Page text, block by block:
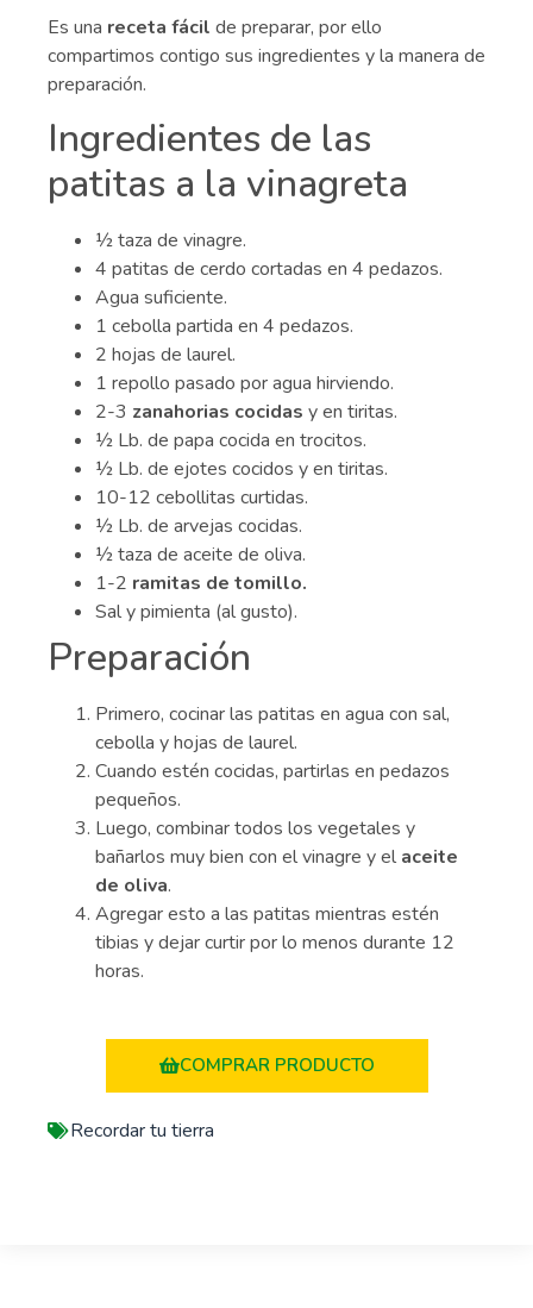
Es una receta fácil de preparar, por ello
compartimos contigo sus ingredientes y la manera de
preparación.
Ingredientes de las
patitas a la vinagreta
½ taza de vinagre.
4 patitas de cerdo cortadas en 4 pedazos.
Agua suficiente.
1 cebolla partida en 4 pedazos.
2 hojas de laurel.
1 repollo pasado por agua hirviendo.
2-3 zanahorias cocidas y en tiritas.
½ Lb. de papa cocida en trocitos.
½ Lb. de ejotes cocidos y en tiritas.
10-12 cebollitas curtidas.
½ Lb. de arvejas cocidas.
½ taza de aceite de oliva.
1-2 ramitas de tomillo.
Sal y pimienta (al gusto).
Preparación
Primero, cocinar las patitas en agua con sal,
cebolla y hojas de laurel.
Cuando estén cocidas, partirlas en pedazos
pequeños.
Luego, combinar todos los vegetales y
bañarlos muy bien con el vinagre y el aceite
de oliva.
Agregar esto a las patitas mientras estén
tibias y dejar curtir por lo menos durante 12
horas.
COMPRAR PRODUCTO
Recordar tu tierra